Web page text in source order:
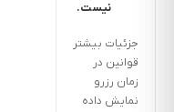
است ؟ 45
دقیقه
نیست.
جزئیات بیشتر
قوانین در
زمان رزرو
نمایش داده